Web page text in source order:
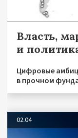
Власть,
и
Цифровые
в прочном
02.04